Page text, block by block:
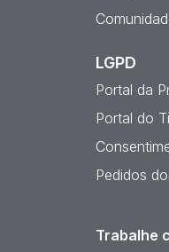
LGPD
Portal da
Portal do
Pedidos
Trabalhe